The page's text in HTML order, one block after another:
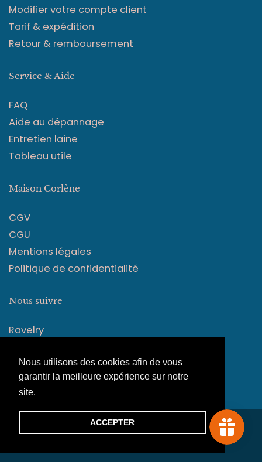
Nous utilisons des cookies afin de vous
garantir la meilleure expérience sur notre
site.
ACCEPTER
Modifier votre compte client
Tarif & expédition
Retour & remboursement
Service & Aide
FAQ
Aide au dépannage
Entretien laine
Tableau utile
Maison Corlène
CGV
CGU
Mentions légales
Politique de confidentialité
Nous suivre
Ravelry
Facebook
maison Corlène|Tout droits réservés. Site